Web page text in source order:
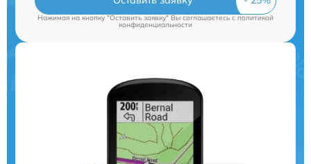
Нажимая на кнопку "Оставить заявку" Вы соглашаетесь cполитикой
конфиденциальности